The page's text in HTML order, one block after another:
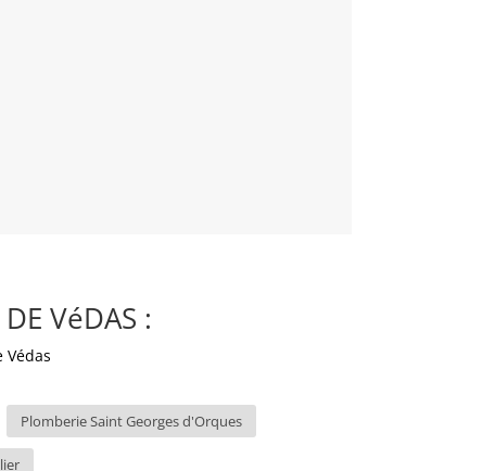
VéDAS :
Plomberie Saint Georges d'Orques